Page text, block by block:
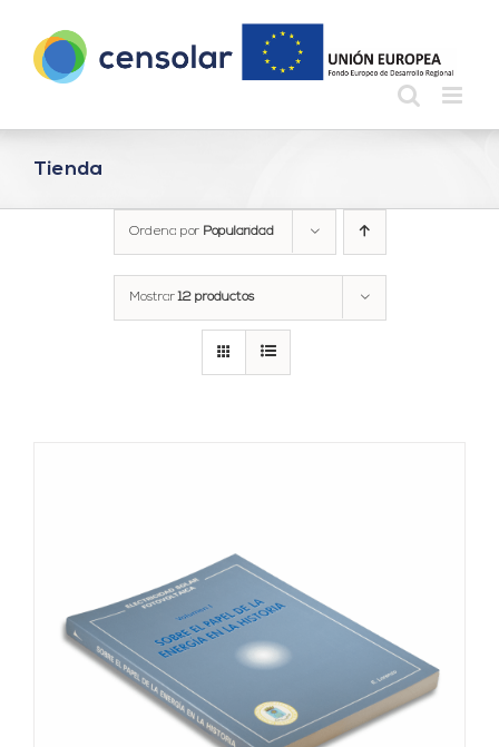
contenido
Tienda
Ordena por Popularidad
Mostrar12 productos